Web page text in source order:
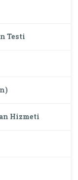
Testi
Hizmeti